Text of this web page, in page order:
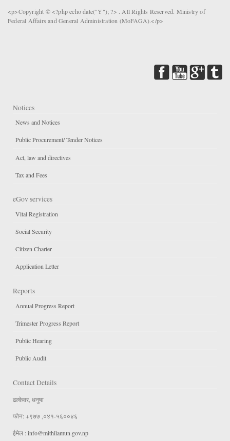
<p>Copyright © <?php echo date("Y"); ?> . All Rights Reserved. Ministry of
Federal Affairs and General Administration (MoFAGA).</p>
Notices
News and Notices
Public Procurement/ Tender Notices
Act, law and directives
Tax and Fees
eGov services
Vital Registration
Social Security
Citizen Charter
Application Letter
Reports
Annual Progress Report
Trimester Progress Report
Public Hearing
Public Audit
Contact Details
ढल्केवर, धनुषा
फोन: +९७७ ,०४१-५६००४६
ईमेल : info@mithilamun.gov.np